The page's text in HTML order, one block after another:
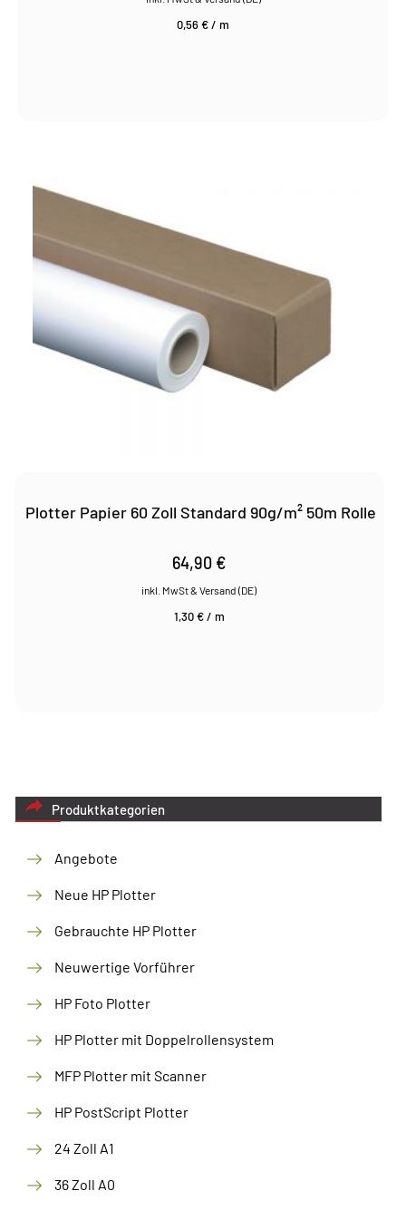
0,56€/ m
Plotter Papier 60 Zoll Standard 90g/m² 50m Rolle
64,90 €
1,30€/ m
Produktkategorien
Angebote
Neue HP Plotter
Gebrauchte HP Plotter
Neuwertige Vorführer
HP Foto Plotter
HP Plotter mit Doppelrollensystem
MFP Plotter mit Scanner
HP PostScript Plotter
24 Zoll A1
36 Zoll A0